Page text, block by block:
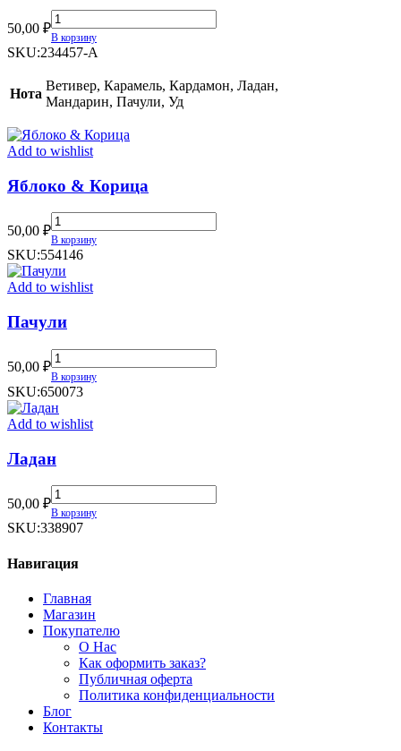
50,00 ₽
Versace
Eros
Najim
В корзину
SKU:234457-A
Нота
Ветивер, Карамель, Кардамон, Ладан,
Мандарин, Пачули, Уд
Add to wishlist
Яблоко & Корица
50,00 ₽
Яблоко
&
Корица
quantity
В корзину
SKU:554146
Add to wishlist
Пачули
50,00 ₽
Пачули
quantity
В корзину
SKU:650073
Add to wishlist
Ладан
50,00 ₽
Ладан
quantity
В корзину
SKU:338907
Навигация
Главная
Магазин
Покупателю
О Нас
Как оформить заказ?
Публичная оферта
Политика конфиденциальности
Блог
Контакты